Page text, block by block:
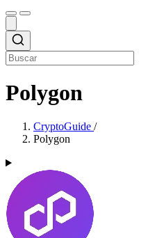
Polygon
CryptoGuide /
Polygon